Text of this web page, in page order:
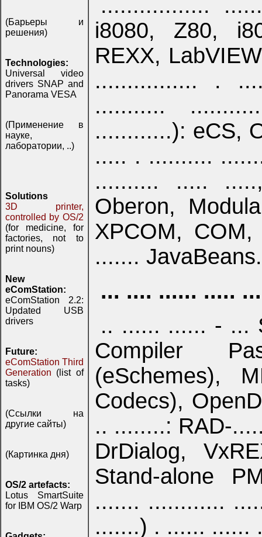
(Барьеры и
решения)
Technologies:
Universal video
drivers SNAP and
Panorama VESA
(Применение в
науке,
лаборатории, ..)
Solutions
3D printer,
controlled by OS/2
(for medicine, for
factories, not to
print nouns)
New
eComStation:
eComStation 2.2:
Updated USB
drivers
Future:
eComStation Third
Generation (list of
tasks)
(Ссылки на
другие сайты)
(Картинка дня)
OS/2 artefacts:
Lotus SmartSuite
for IBM OS/2 Warp
.................
i8080, Z80,
REXX,
................ .
...........
............): eCS,
..... . ..........
.......... .....
Oberon,
XPCOM,
....... JavaBeans.
... .... ...... .....
.. ...... ...... - ...
Compiler
(eSchemes),
Codecs),
.. ........: RAD-
DrDialog,
Stand-alone
....... ............
.......) . ...... ......